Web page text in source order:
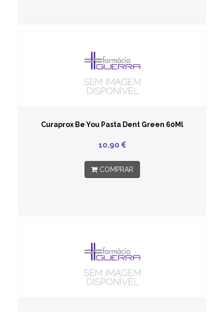
Curaprox Be You Pasta Dent Green 60Ml
10,90
COMPRAR